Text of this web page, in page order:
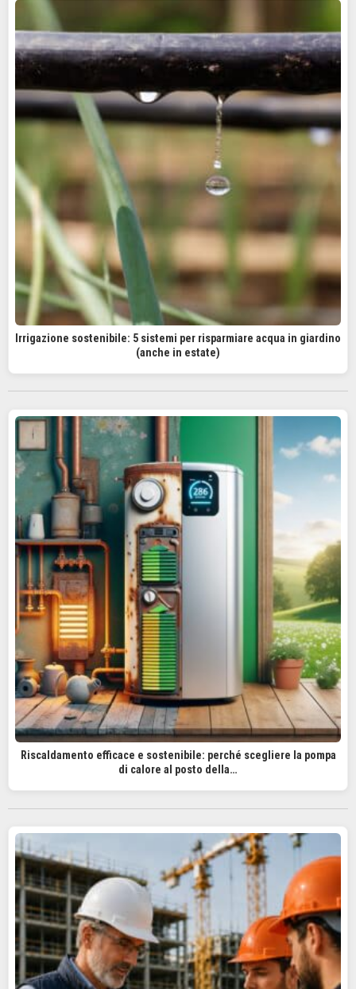
Irrigazione sostenibile: 5 sistemi per risparmiare acqua in giardino
(anche in estate)
Riscaldamento efficace e sostenibile: perché scegliere la pompa
di calore al posto della…